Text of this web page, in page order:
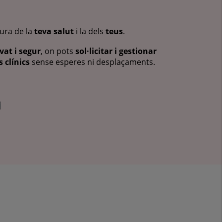
de la teva salut i la dels teus.
i segur, on pots sol·licitar i gestionar
clínics sense esperes ni desplaçaments.